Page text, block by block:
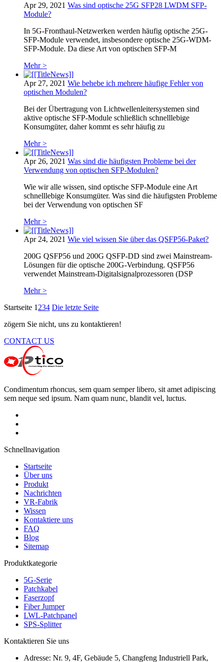
Apr 29, 2021 Was sind optische 25G SFP28 LWDM SFP-
Module?
In 5G-Fronthaul-Netzwerken werden häufig optische 25G-
SFP-Module verwendet, insbesondere optische 25G-WDM-
SFP-Module. Da diese Art von optischen SFP-M
Mehr >
Apr 27, 2021 Wie behebe ich mehrere häufige Fehler von
optischen Modulen?
Bei der Übertragung von Lichtwellenleitersystemen sind
aktive optische SFP-Module schließlich schnelllebige
Konsumgüter, daher kommt es sehr häufig zu
Mehr >
Apr 26, 2021 Was sind die häufigsten Probleme bei der
Verwendung von optischen SFP-Modulen?
Wie wir alle wissen, sind optische SFP-Module eine Art
schnelllebige Konsumgüter. Was sind die häufigsten Probleme
bei der Verwendung von optischen SF
Mehr >
Apr 24, 2021 Wie viel wissen Sie über das QSFP56-Paket?
200G QSFP56 und 200G QSFP-DD sind zwei Mainstream-
Lösungen für die optische 200G-Verbindung. QSFP56
verwendet Mainstream-Digitalsignalprozessoren (DSP
Mehr >
Startseite 1 234 Die letzte Seite
zögern Sie nicht, uns zu kontaktieren!
CONTACT US
Condimentum rhoncus, sem quam semper libero, sit amet adipiscing
sem neque sed ipsum. Nam quam nunc, blandit vel, luctus.
Schnellnavigation
Startseite
Über uns
Produkt
Nachrichten
VR-Fabrik
Wissen
Kontaktiere uns
FAQ
Blog
Sitemap
Produktkategorie
5G-Serie
Patchkabel
Faserzopf
Fiber Jumper
LWL-Patchpanel
SPS-Splitter
Kontaktieren Sie uns
Adresse: Nr. 9, 4F, Gebäude 5, Changfeng Industriell Park,